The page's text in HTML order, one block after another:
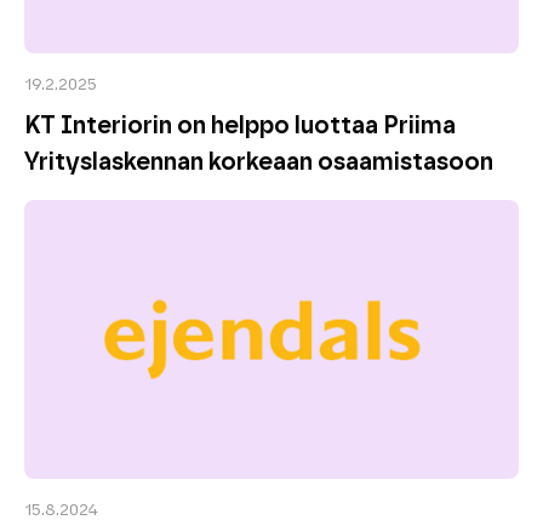
19.2.2025
KT Interiorin on helppo luottaa Priima
Yrityslaskennan korkeaan osaamistasoon
15.8.2024